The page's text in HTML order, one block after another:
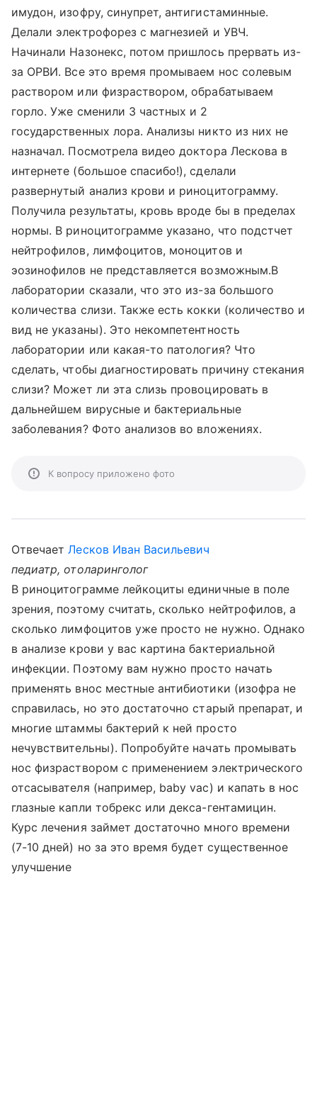
имудон, изофру, синупрет, антигистаминные.
Делали электрофорез с магнезией и УВЧ.
Начинали Назонекс, потом пришлось прервать из-
за ОРВИ. Все это время промываем нос солевым
раствором или физраствором, обрабатываем
горло. Уже сменили 3 частных и 2
государственных лора. Анализы никто из них не
назначал. Посмотрела видео доктора Лескова в
интернете (большое спасибо!), сделали
развернутый анализ крови и риноцитограмму.
Получила результаты, кровь вроде бы в пределах
нормы. В риноцитограмме указано, что подстчет
нейтрофилов, лимфоцитов, моноцитов и
эозинофилов не представляется возможным.В
лаборатории сказали, что это из-за большого
количества слизи. Также есть кокки (количество и
вид не указаны). Это некомпетентность
лаборатории или какая-то патология? Что
сделать, чтобы диагностировать причину стекания
слизи? Может ли эта слизь провоцировать в
дальнейшем вирусные и бактериальные
заболевания? Фото анализов во вложениях.
К вопросу приложено фото
ОтвечаетЛесков Иван Васильевич
педиатр, отоларинголог
В риноцитограмме лейкоциты единичные в поле
зрения, поэтому считать, сколько нейтрофилов, а
сколько лимфоцитов уже просто не нужно. Однако
в анализе крови у вас картина бактериальной
инфекции. Поэтому вам нужно просто начать
применять внос местные антибиотики (изофра не
справилась, но это достаточно старый препарат, и
многие штаммы бактерий к ней просто
нечувствительны). Попробуйте начать промывать
нос физраствором с применением электрического
отсасывателя (например, baby vac) и капать в нос
глазные капли тобрекс или декса-гентамицин.
Курс лечения займет достаточно много времени
(7-10 дней) но за это время будет существенное
улучшение